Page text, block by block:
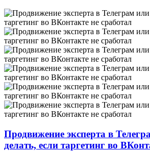
Продвижение эксперта в
делать, если таргетинг во